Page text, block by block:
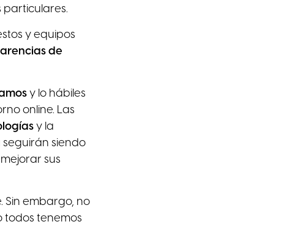
particulares.
y equipos
de
y lo hábiles
online. Las
y la
seguirán siendo
sus
embargo, no
todos tenemos